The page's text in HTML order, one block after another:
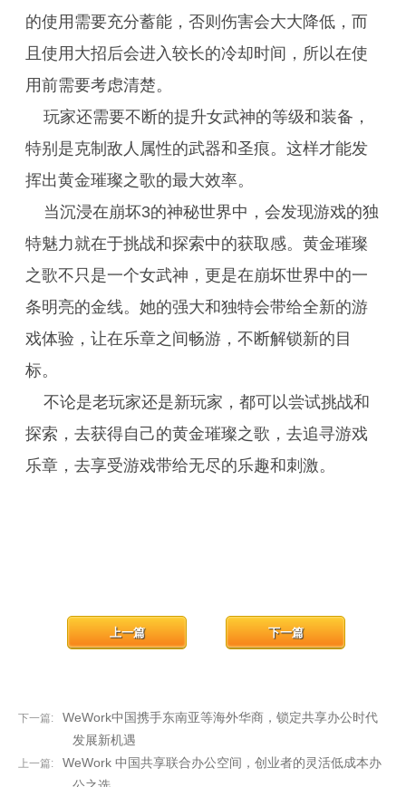
的使用需要充分蓄能，否则伤害会大大降低，而
且使用大招后会进入较长的冷却时间，所以在使
用前需要考虑清楚。
玩家还需要不断的提升女武神的等级和装备，
特别是克制敌人属性的武器和圣痕。这样才能发
挥出黄金璀璨之歌的最大效率。
当沉浸在崩坏3的神秘世界中，会发现游戏的独
特魅力就在于挑战和探索中的获取感。黄金璀璨
之歌不只是一个女武神，更是在崩坏世界中的一
条明亮的金线。她的强大和独特会带给全新的游
戏体验，让在乐章之间畅游，不断解锁新的目
标。
不论是老玩家还是新玩家，都可以尝试挑战和
探索，去获得自己的黄金璀璨之歌，去追寻游戏
乐章，去享受游戏带给无尽的乐趣和刺激。
下一篇:
WeWork中国携手东南亚等海外华商，锁定共享办公时代
发展新机遇
下一篇
上一篇:
WeWork 中国共享联合办公空间，创业者的灵活低成本办
上一篇